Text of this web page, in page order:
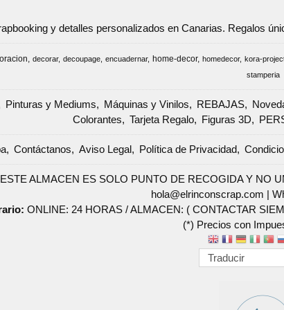
y detalles personalizados en Canarias. Regalos
decorar decoupage encuadernar home-decor homedecor kora-
stamperia
Pinturas y Mediums Máquinas y Vinilos REBAJAS
Colorantes
Tarjeta Regalo Figuras 3D
Contáctanos Aviso Legal Política de Privacidad
ALMACEN ES SOLO PUNTO DE RECOGIDA Y NO
hola@elrinconscrap.com |
ONLINE: 24 HORAS / ALMACEN: ( CONTACTAR
(*) Precios con